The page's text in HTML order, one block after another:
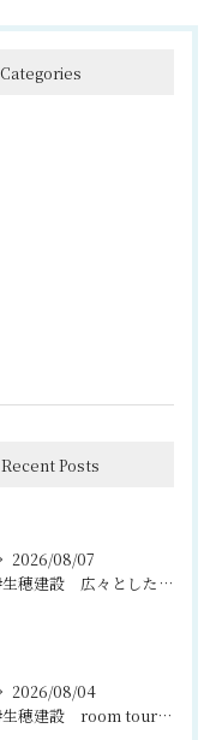
Categories
Recent Posts
2026/08/07
#生穂建設 広々としたウッドデッキは、室内と庭を繋ぐ心地よい...
2026/08/04
#生穂建設 room tour🏠